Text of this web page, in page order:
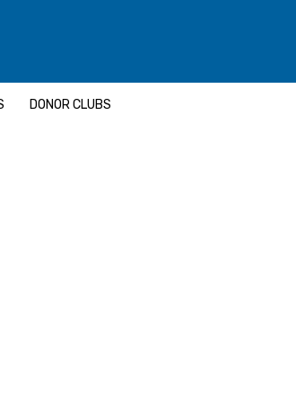
DONOR CLUBS